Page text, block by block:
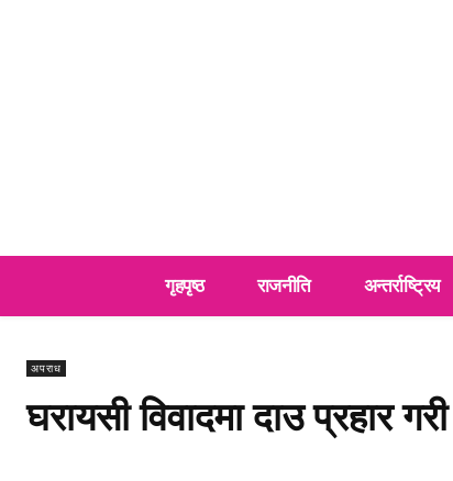
गृहपृष्ठ राजनीति अन्तर्राष्ट्रिय
अपराध
घरायसी विवादमा दाउ प्रहार